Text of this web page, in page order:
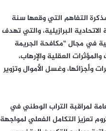
التفاهم التي وقعها سنة
الاتحادية البرازيلية، والتي تهدف
في مجال “مكافحة الجريمة
العقلية والإرهاب،
وأجزائها، وغسل الأموال وتزوير
لمراقبة التراب الوطني في
تعزيز التكامل الفعلي لمواجهة